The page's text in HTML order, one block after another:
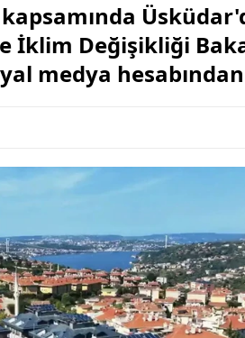
kapsamında
İklim Değişikliği
medya